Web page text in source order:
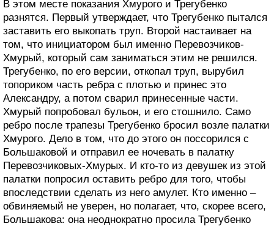
В этом месте показания Хмурого и Трегубенко
разнятся. Первый утверждает, что Трегубенко пытался
заставить его выкопать труп. Второй настаивает на
том, что инициатором был именно Перевозчиков-
Хмурый, который сам заниматься этим не решился.
Трегубенко, по его версии, откопал труп, вырубил
топориком часть ребра с плотью и принес это
Александру, а потом сварил принесенные части.
Хмурый попробовал бульон, и его стошнило. Само
ребро после трапезы Трегубенко бросил возле палатки
Хмурого. Дело в том, что до этого он поссорился с
Большаковой и отправил ее ночевать в палатку
Перевозчиковых-Хмурых. И кто-то из девушек из этой
палатки попросил оставить ребро для того, чтобы
впоследствии сделать из него амулет. Кто именно –
обвиняемый не уверен, но полагает, что, скорее всего,
Большакова: она неоднократно просила Трегубенко